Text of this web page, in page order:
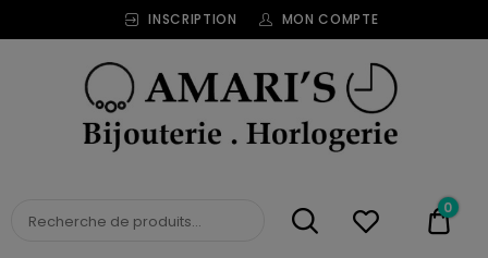
INSCRIPTION MON COMPTE
BIJOUTERIE
0